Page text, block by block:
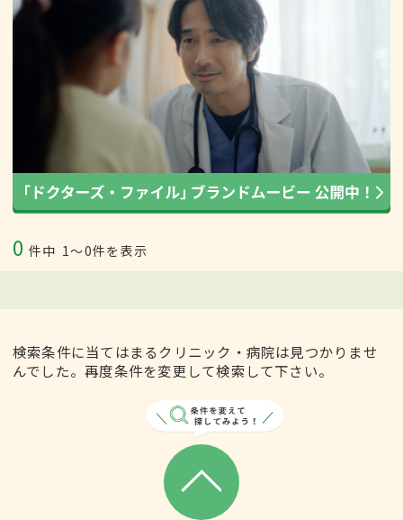
0 件中 1〜0件を表示
検索条件に当てはまるクリニック・病院は見つかりませ
んでした。再度条件を変更して検索して下さい。